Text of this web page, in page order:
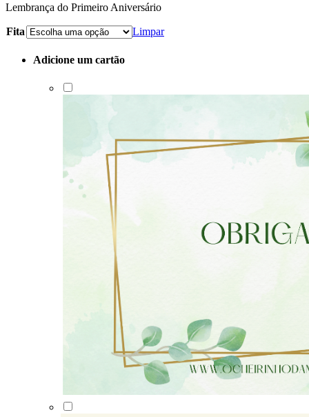
Lembrança do Primeiro Aniversário
Fita Limpar
Adicione um cartão